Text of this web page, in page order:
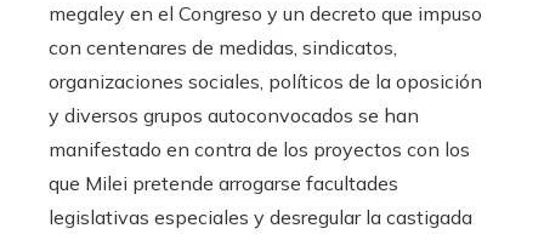
megaley en el Congreso y un decreto que impuso
con centenares de medidas, sindicatos,
organizaciones sociales, políticos de la oposición
y diversos grupos autoconvocados se han
manifestado en contra de los proyectos con los
que Milei pretende arrogarse facultades
legislativas especiales y desregular la castigada